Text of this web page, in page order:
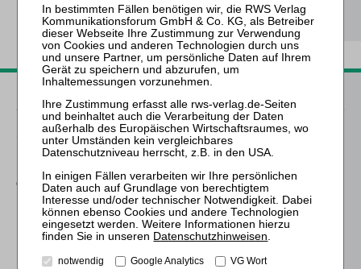
Probe-Abo bestellen
Passende Bücher
Schröder
Die Reform des
Eigenkapitalersatzrechts
durch das MoMiG
Pötters LL.M. (Cambridge) / Krause / Mückl
Das Mindestlohngesetz
Praxis
Datenschutzhinweisen
notwendig Google Analytics VG Wort